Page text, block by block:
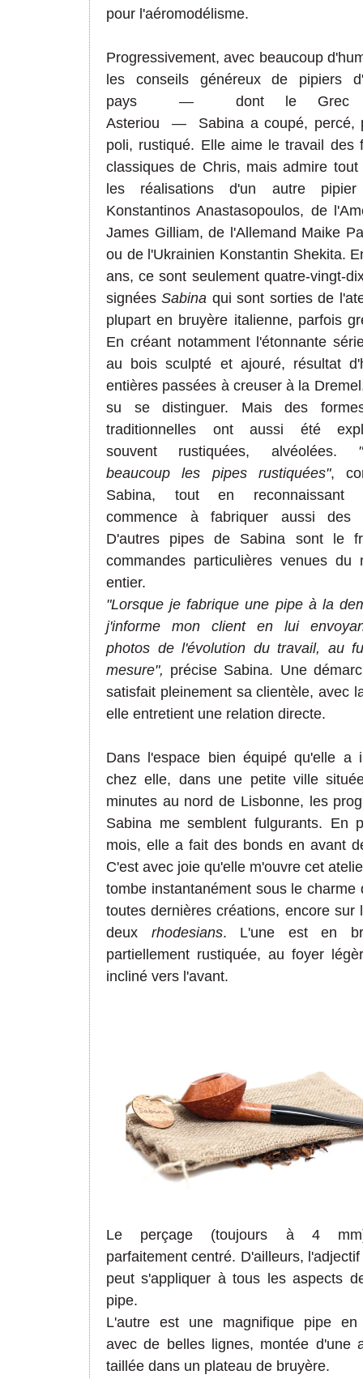
pour l'aéromodélisme.
Progressivement, avec beaucoup
les conseils généreux de pipiers
pays
—
dont le Grec
Asteriou
—
Sabina a coupé, percé,
poli, rustiqué. Elle aime le travail des
classiques de Chris, mais admire tout
les réalisations d'un autre
Konstantinos Anastasopoulos, de
James Gilliam, de l'Allemand Maike
ou de l'Ukrainien Konstantin Shekita.
ans, ce sont seulement quatre-vingt-
signéesSabina qui sont sorties de
plupart en bruyère italienne, parfois
En créant notamment l'étonnante
au bois sculpté et ajouré, résultat
entières passées à creuser à la
su se distinguer. Mais des
traditionnelles ont aussi été
souvent rustiquées, alvéolées.
beaucoup les pipes rustiquées",
Sabina, tout en reconnaissant
commence à fabriquer aussi des
D'autres pipes de Sabina sont le
commandes particulières venues du
entier.
"Lorsque je fabrique une pipe à la
j'informe mon client en lui
photos de l'évolution du travail, au
mesure", précise Sabina. Une
satisfait pleinement sa clientèle, avec
elle entretient une relation directe.
Dans l'espace bien équipé qu'elle a
chez elle, dans une petite ville
minutes au nord de Lisbonne, les
Sabina me semblent fulgurants. En
mois, elle a fait des bonds en avant
C'est avec joie qu'elle m'ouvre cet
tombe instantanément sous le charme
toutes dernières créations, encore sur
deux rhodesians. L'une est en
partiellement rustiquée, au foyer
incliné vers l'avant.
Le perçage (toujours à 4
parfaitement centré. D'ailleurs, l'adjectif
peut s'appliquer à tous les aspects
pipe.
L'autre est une magnifique pipe en
avec de belles lignes, montée d'une
taillée dans un plateau de bruyère.